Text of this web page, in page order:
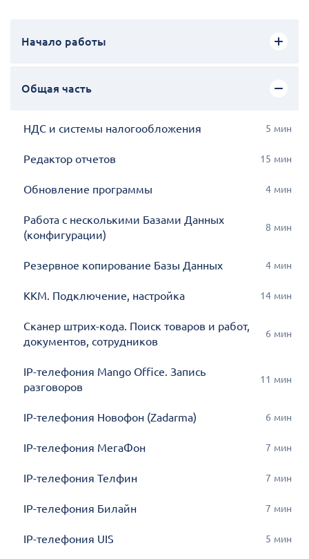
Начало работы
Общая часть
НДС и системы налогообложения 5 мин
Редактор отчетов 15 мин
Обновление программы 4 мин
Работа с несколькими Базами Данных
(конфигурации)
8 мин
Резервное копирование Базы Данных 4 мин
ККМ. Подключение, настройка 14 мин
Сканер штрих-кода. Поиск товаров и работ,
документов, сотрудников
6 мин
IP-телефония Mango Office. Запись
разговоров
11 мин
IP-телефония Новофон (Zadarma) 6 мин
IP-телефония МегаФон 7 мин
IP-телефония Телфин 7 мин
IP-телефония Билайн 7 мин
IP-телефония UIS 5 мин